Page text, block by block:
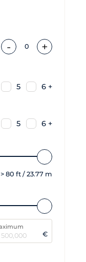
- 0 +
5 6 +
5 6 +
> 80 ft / 23.77 m
€